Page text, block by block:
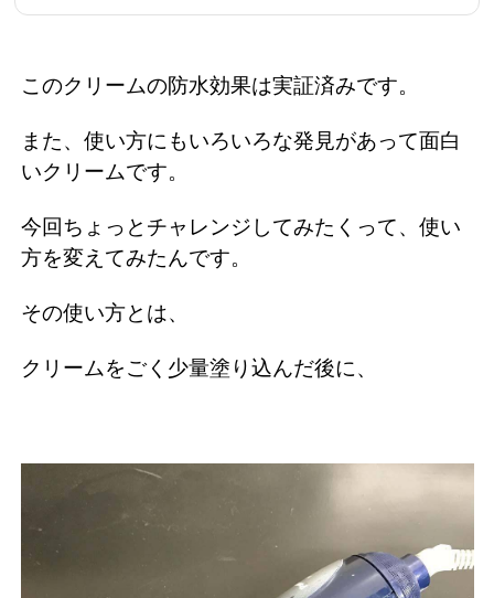
このクリームの防水効果は実証済みです。
また、使い方にもいろいろな発見があって面白
いクリームです。
今回ちょっとチャレンジしてみたくって、使い
方を変えてみたんです。
その使い方とは、
クリームをごく少量塗り込んだ後に、